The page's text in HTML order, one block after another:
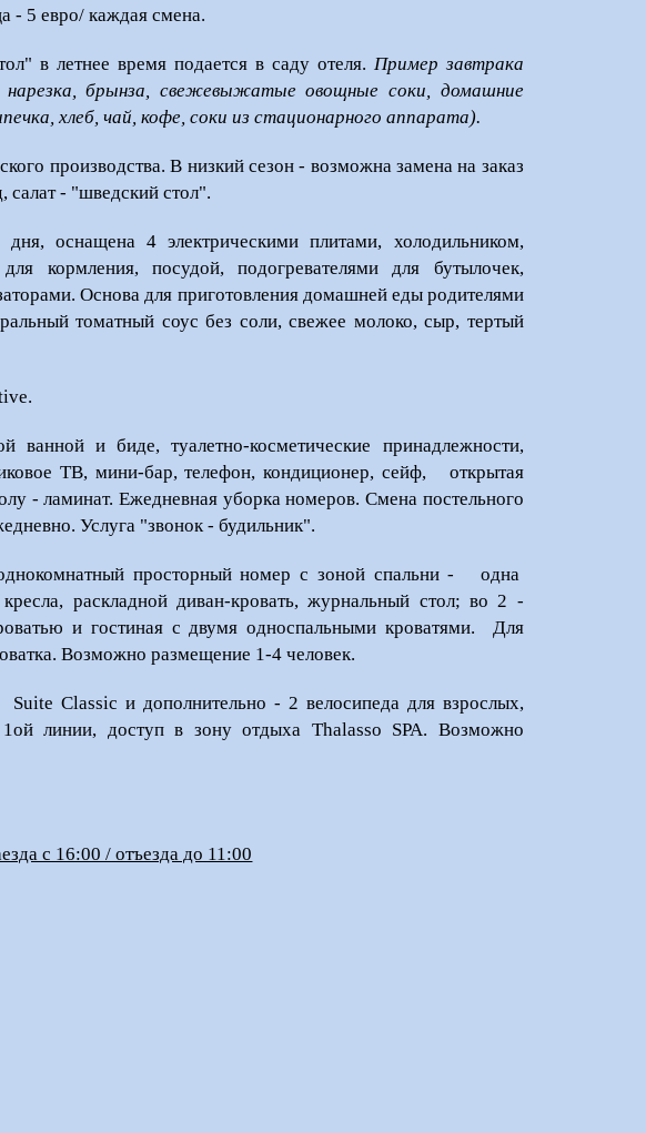
- 5 евро/ каждая смена.
в летнее время подается в саду отеля. Пример завтрака
нарезка, брынза, свежевыжатые овощные соки, домашние
хлеб, чай, кофе, соки из стационарного аппарата).
производства. В низкий сезон - возможна замена на заказ
- "шведский стол".
оснащена 4 электрическими плитами, холодильником,
кормления, посудой, подогревателями для бутылочек,
Основа для приготовления домашней еды родителями
томатный соус без соли, свежее молоко, сыр, тертый
ванной и биде, туалетно-косметические принадлежности,
ТВ, мини-бар, телефон, кондиционер, сейф, открытая
- ламинат. Ежедневная уборка номеров. Смена постельного
Услуга "звонок - будильник".
просторный номер с зоной спальни - одна
раскладной диван-кровать, журнальный стол; во 2 -
и гостиная с двумя односпальными кроватями. Для
Возможно размещение 1-4 человек.
Classic и дополнительно - 2 велосипеда для взрослых,
линии, доступ в зону отдыха Thalasso SPA. Возможно
с 16:00 / отъезда до 11:00